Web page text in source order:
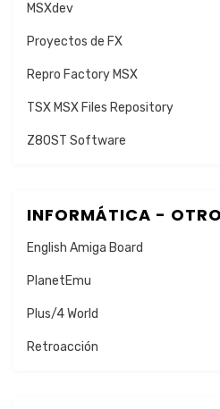
MSXdev
Proyectos de FX
Repro Factory MSX
TSX MSX Files Repository
Z80ST Software
INFORMÁTICA -
English Amiga Board
PlanetEmu
Plus/4 World
Retroacción